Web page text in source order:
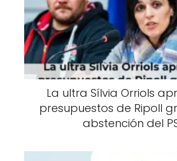
La ultra Sílvia Orriols
presupuestos de Ripoll
abstención del